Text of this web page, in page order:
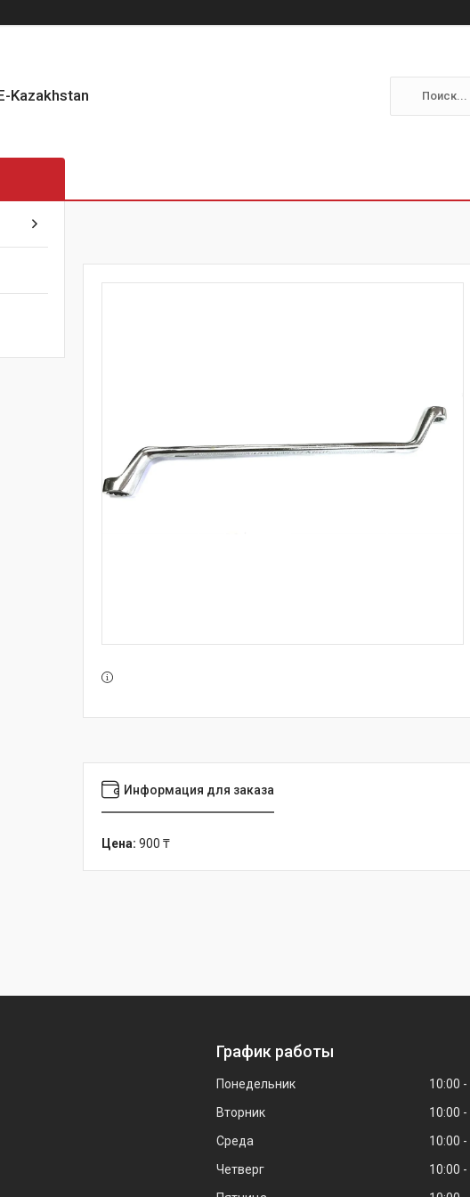
Kazakhstan
Информация для заказа
Цена: 900 ₸
График работы
Понедельник 10:00
Вторник
10:00
Среда
10:00
Четверг
10:00